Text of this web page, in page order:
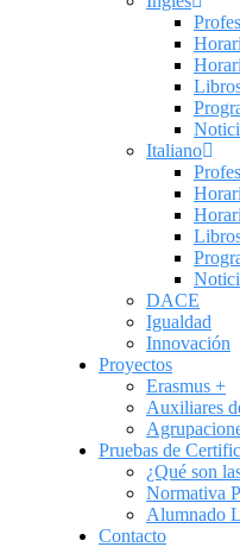
Italiano
DACE
Igualdad
Innovación
Proyectos
Erasmus +
Auxiliares
Pruebas de
¿Qué son
Normativa
Alumnado
Contacto